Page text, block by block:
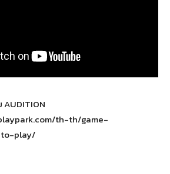
AUDITION
th-th/game-
play/